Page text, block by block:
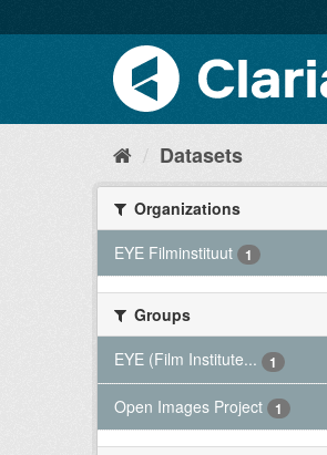
Datasets
Organizations
EYE Filminstituut
1
Groups
EYE (Film Institute...
1
Open Images Project 1